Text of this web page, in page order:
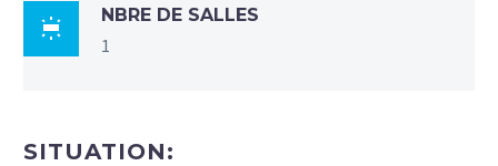

NBRE DE SALLES
1
SITUATION: